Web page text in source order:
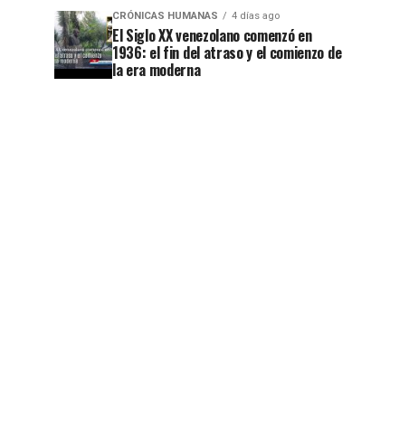
CRÓNICAS HUMANAS 4 días ago
El Siglo XX venezolano comenzó en
1936: el fin del atraso y el comienzo de
la era moderna